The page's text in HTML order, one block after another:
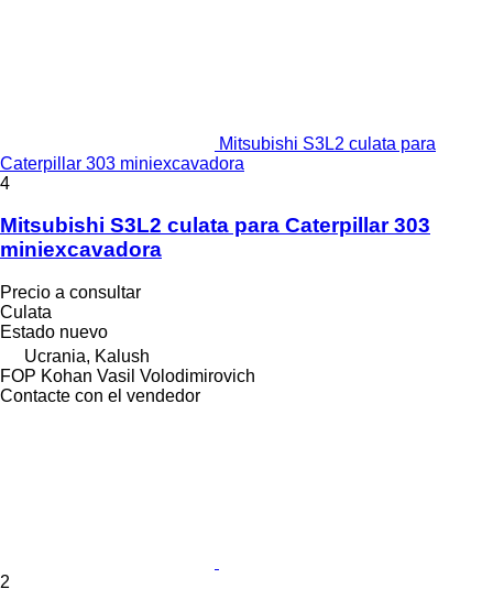
Mitsubishi S3L2 culata para
Caterpillar 303 miniexcavadora
4
Mitsubishi S3L2 culata para Caterpillar 303
miniexcavadora
Precio a consultar
Culata
Estado nuevo
Ucrania, Kalush
FOP Kohan Vasil Volodimirovich
Contacte con el vendedor
2